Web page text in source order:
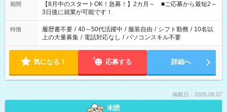
「できれば残業はしたくない」 など、ご希望を教えてください
ね。 ※Wワーク希望の方へ 今ご覧のお仕事で希望する勤務時間
と、もう1つのお仕事の勤務時間。 合計で週40時間を超える場
合は応募できません。
期間
【8月中のスタートOK！急募！】2カ月～ ■ご応募から最短2～
3日後に就業が可能です！
特徴 履歴書不要 / 40～50代活躍中 / 服装自由 / シフト勤務 / 10名以
上の大量募集 / 電話対応なし / パソコンスキル不要
気になる！ 応募する 詳細へ
掲載日：2026.08.07
未読